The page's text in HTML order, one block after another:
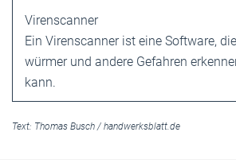
Virenscanner
Ein Virenscanner ist eine Software,
würmer und andere ­Gefahren
kann.
Text: Thomas Busch / handwerksblatt.de